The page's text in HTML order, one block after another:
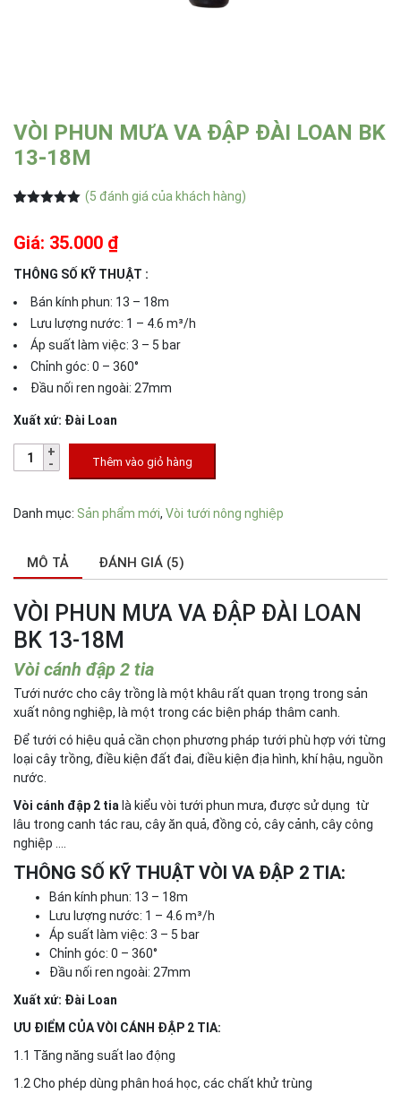
VÒI PHUN MƯA VA ĐẬP ĐÀI LOAN BK
13-18M
đánh giá
(5 đánh giá của khách hàng)
Giá: 35.000 ₫
THÔNG SỐ KỸ THUẬT :
Bán kính phun: 13 – 18m
Lưu lượng nước: 1 – 4.6 m³/h
Áp suất làm việc: 3 – 5 bar
Chỉnh góc: 0 – 360°
Đầu nối ren ngoài: 27mm
Xuất xứ: Đài Loan
Thêm vào giỏ hàng
Danh mục: Sản phẩm mới, Vòi tưới nông nghiệp
MÔ TẢ ĐÁNH GIÁ (5)
VÒI PHUN MƯA VA ĐẬP ĐÀI LOAN
BK 13-18M
Vòi cánh đập 2 tia
Tưới nước cho cây trồng là một khâu rất quan trọng trong sản
xuất nông nghiệp, là một trong các biện pháp thâm canh.
Để tưới có hiệu quả cần chọn phương pháp tưới phù hợp với từng
loại cây trồng, điều kiện đất đai, điều kiện địa hình, khí hậu, nguồn
nước.
Vòi cánh đập 2 tia là kiểu vòi tưới phun mưa, được sử dụng từ
lâu trong canh tác rau, cây ăn quả, đồng cỏ, cây cảnh, cây công
nghiệp ….
THÔNG SỐ KỸ THUẬT VÒI VA ĐẬP 2 TIA:
Bán kính phun: 13 – 18m
Lưu lượng nước: 1 – 4.6 m³/h
Áp suất làm việc: 3 – 5 bar
Chỉnh góc: 0 – 360°
Đầu nối ren ngoài: 27mm
Xuất xứ: Đài Loan
ƯU ĐIỂM CỦA VÒI CÁNH ĐẬP 2 TIA:
1.1 Tăng năng suất lao động
1.2 Cho phép dùng phân hoá học, các chất khử trùng